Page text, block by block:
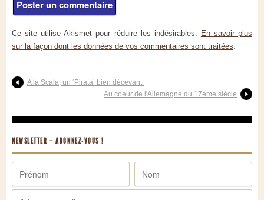
Ce site utilise Akismet pour réduire les indésirables.
En savoir plus
sur la façon dont les données de vos commentaires sont traitées
A la Scala, un ‘Pirata’ bien décevant
Au coeur de l'Allemagne du 17ème siècle
NEWSLETTER – ABONNEZ-VOUS !